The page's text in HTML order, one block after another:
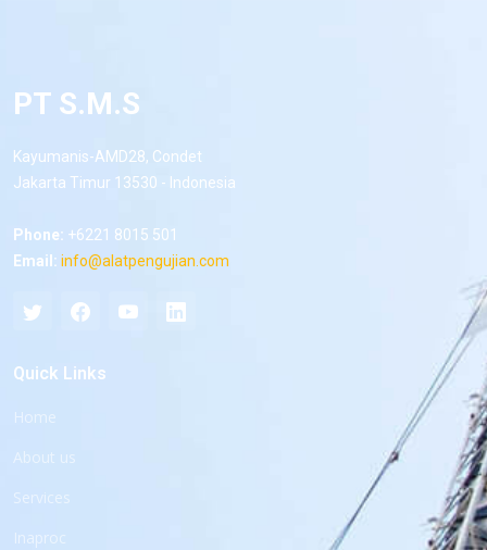
PT S.M.S
Kayumanis-AMD28, Condet
Jakarta Timur 13530 - Indonesia
Phone: +6221 8015 501
Email: info@alatpengujian.com
Quick Links
Home
About us
Services
Inaproc